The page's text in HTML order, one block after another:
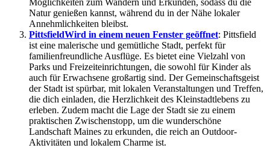
Natur genießen kannst, während du in der Nähe lokaler
Annehmlichkeiten bleibst.
PittsfieldWird in einem neuen Fenster geöffnet: Pittsfield
ist eine malerische und gemütliche Stadt, perfekt für
familienfreundliche Ausflüge. Es bietet eine Vielzahl von
Parks und Freizeiteinrichtungen, die sowohl für Kinder als
auch für Erwachsene großartig sind. Der Gemeinschaftsgeist
der Stadt ist spürbar, mit lokalen Veranstaltungen und Treffen,
die dich einladen, die Herzlichkeit des Kleinstadtlebens zu
erleben. Zudem macht die Lage der Stadt sie zu einem
praktischen Zwischenstopp, um die wunderschöne
Landschaft Maines zu erkunden, die reich an Outdoor-
Aktivitäten und lokalem Charme ist.